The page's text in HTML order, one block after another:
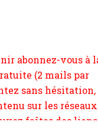
sur les réseaux
faîtes des liens
votre site.